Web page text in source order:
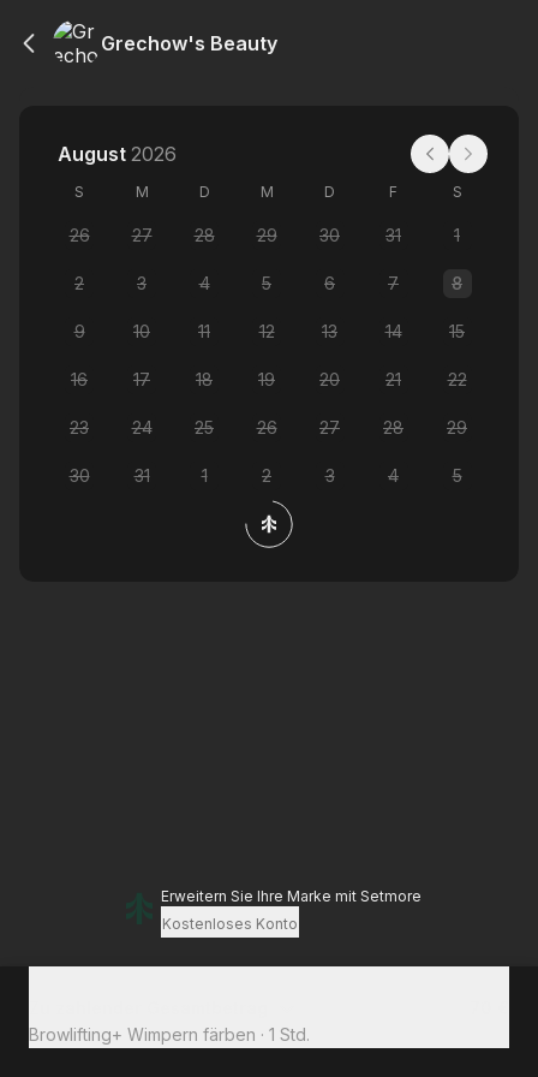
Grechow's Beauty
August 2026
S M D M D F S
26 27 28 29 30 31 1
2 3 4 5 6 7 8
9 10 11 12 13 14 15
16 17 18 19 20 21 22
23 24 25 26 27 28 29
30 31 1 2 3 4 5
Erweitern Sie Ihre Marke mit Setmore
Kostenloses Konto
Browlifting+ Wimpern färben · 1 Std.